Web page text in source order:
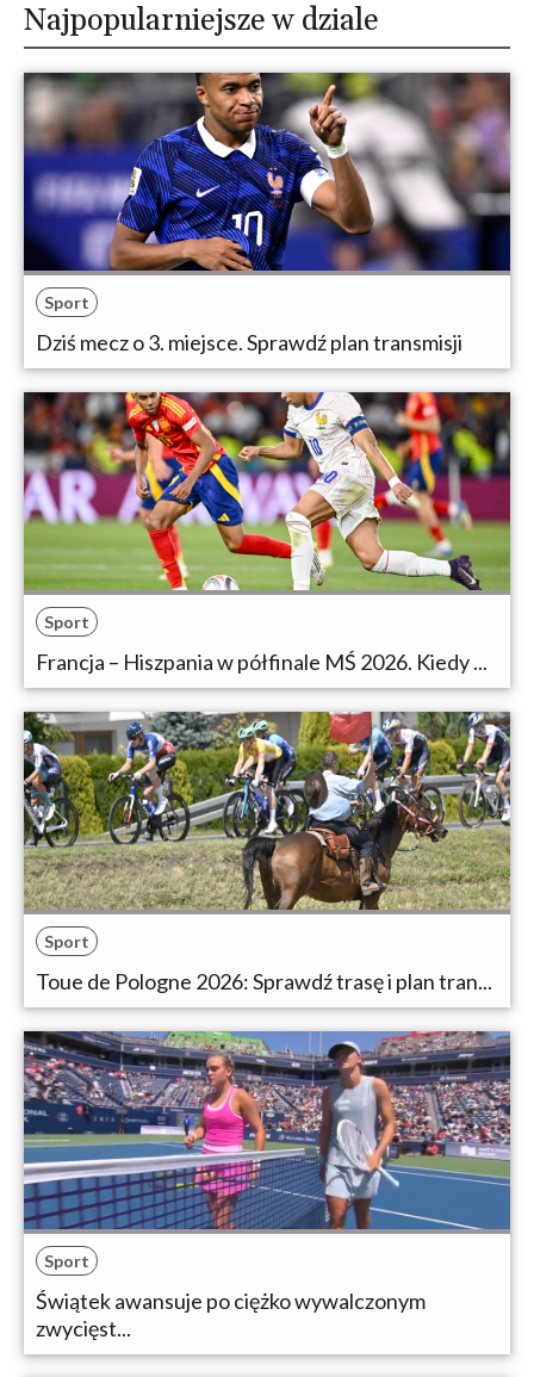
Najpopularniejsze w dziale
Sport
Dziś mecz o 3. miejsce. Sprawdź plan transmisji
Sport
Francja – Hiszpania w półfinale MŚ 2026. Kiedy ...
Sport
Toue de Pologne 2026: Sprawdź trasę i plan tran...
Sport
Świątek awansuje po ciężko wywalczonym
zwycięst...